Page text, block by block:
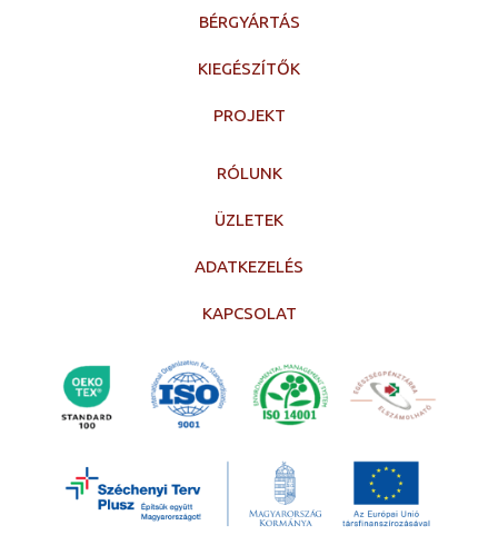
BÉRGYÁRTÁS
KIEGÉSZÍTŐK
PROJEKT
RÓLUNK
ÜZLETEK
ADATKEZELÉS
KAPCSOLAT